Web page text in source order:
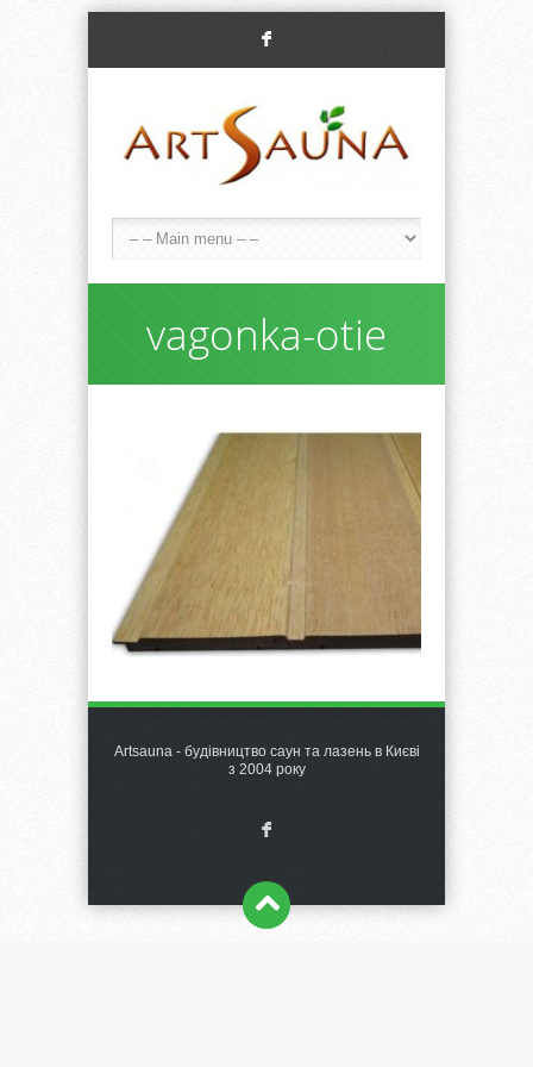
F
vagonka-otie
Artsauna - будівництво саун та лазень в Києві
з 2004 року
F